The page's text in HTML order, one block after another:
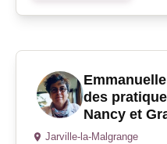
des
Nancy et
Jarville-la-Malgrange